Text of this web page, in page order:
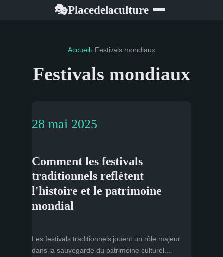
🎭Placedelaculture
Accueil › Festivals mondiaux
Festivals mondiaux
28 mai 2025
Comment les festivals
traditionnels reflètent
l'histoire et le patrimoine
mondial
Les festivals traditionnels jouent un rôle majeur
dans la sauvegarde du patrimoine culturel....